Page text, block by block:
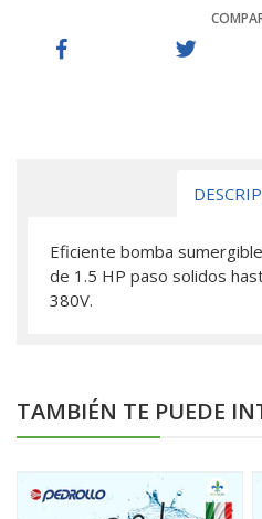
Eficiente bomba
de 1.5 HP paso solidos
380V.
TAMBIÉN TE PUEDE